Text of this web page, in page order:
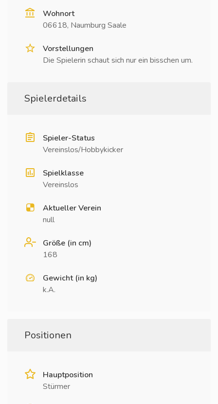
Wohnort
06618, Naumburg Saale
Vorstellungen
Die Spielerin schaut sich nur ein bisschen um.
Spielerdetails
Spieler-Status
Vereinslos/Hobbykicker
Spielklasse
Vereinslos
Aktueller Verein
null
Größe (in cm)
168
Gewicht (in kg)
k.A.
Positionen
Hauptposition
Stürmer